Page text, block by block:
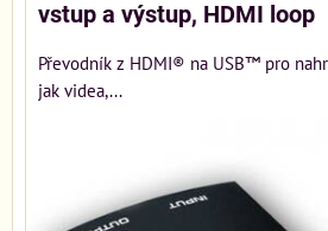
vstup a výstup, HDMI loop
Převodník z HDMI® na USB™ pro
jak videa,...